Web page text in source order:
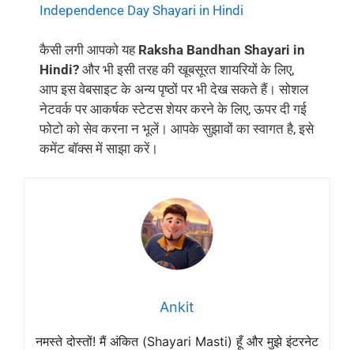
Independence Day Shayari in Hindi
कैसी लगी आपको यह Raksha Bandhan Shayari in
Hindi? और भी इसी तरह की खूबसूरत शायरियों के लिए,
आप इस वेबसाइट के अन्य पृष्ठों पर भी देख सकते हैं। सोशल
नेटवर्क पर आकर्षक स्टेटस शेयर करने के लिए, ऊपर दी गई
फोटो को सेव करना न भूलें। आपके सुझावों का स्वागत है, इसे
कमेंट बॉक्स में साझा करें।
Ankit
नमस्ते दोस्तों! मैं अंकित (Shayari Masti) हूँ और मुझे इंटरनेट